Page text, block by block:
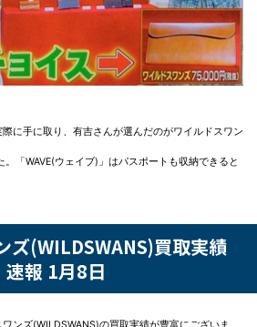
に手に取り、有吉さんが選んだのがワイルドスワン
。「WAVE(ウェイブ)」はパスポートも収納できると
ズ(WILDSWANS)買取実績
速報 1月8日